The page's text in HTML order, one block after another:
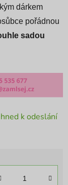
dárkem
pořádnou
sadou
k odeslání